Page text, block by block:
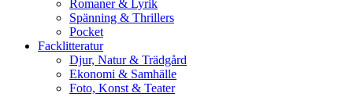
Romaner & Lyrik
Spänning & Thrillers
Pocket
Facklitteratur
Djur, Natur & Trädgård
Ekonomi & Samhälle
Foto, Konst & Teater